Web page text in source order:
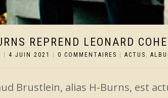
REPREND LEONARD
4 JUIN 2021 0 COMMENTAIRES ACTUS ,
Brustlein, alias H-Burns, est